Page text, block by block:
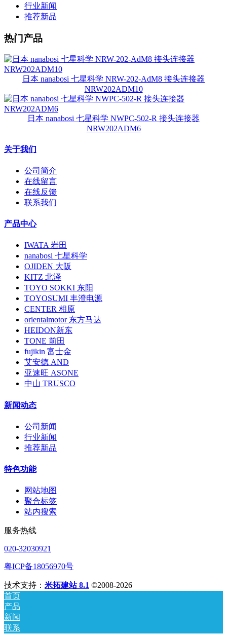
行业新闻
推荐新品
热门产品
日本 nanabosi 七星科学 NRW-202-AdM8 接头连接器
NRW202ADM10
日本 nanabosi 七星科学 NWPC-502-R 接头连接器
NRW202ADM6
关于我们
公司简介
在线留言
在线反馈
联系我们
产品中心
IWATA 岩田
nanabosi 七星科学
OJIDEN 大阪
KITZ 北泽
TOYO SOKKI 东阳
TOYOSUMI 丰澄电源
CENTER 相原
orientalmotor 东方马达
HEIDON新东
TONE 前田
fujikin 富士金
艾安德 AND
亚速旺 ASONE
中山 TRUSCO
新闻动态
公司新闻
行业新闻
推荐新品
特色功能
网站地图
聚合标签
站内搜索
服务热线
020-32030921
粤ICP备18056970号
技术支持： 米拓建站 8.1 ©2008-2026
首页
产品
新闻
联系